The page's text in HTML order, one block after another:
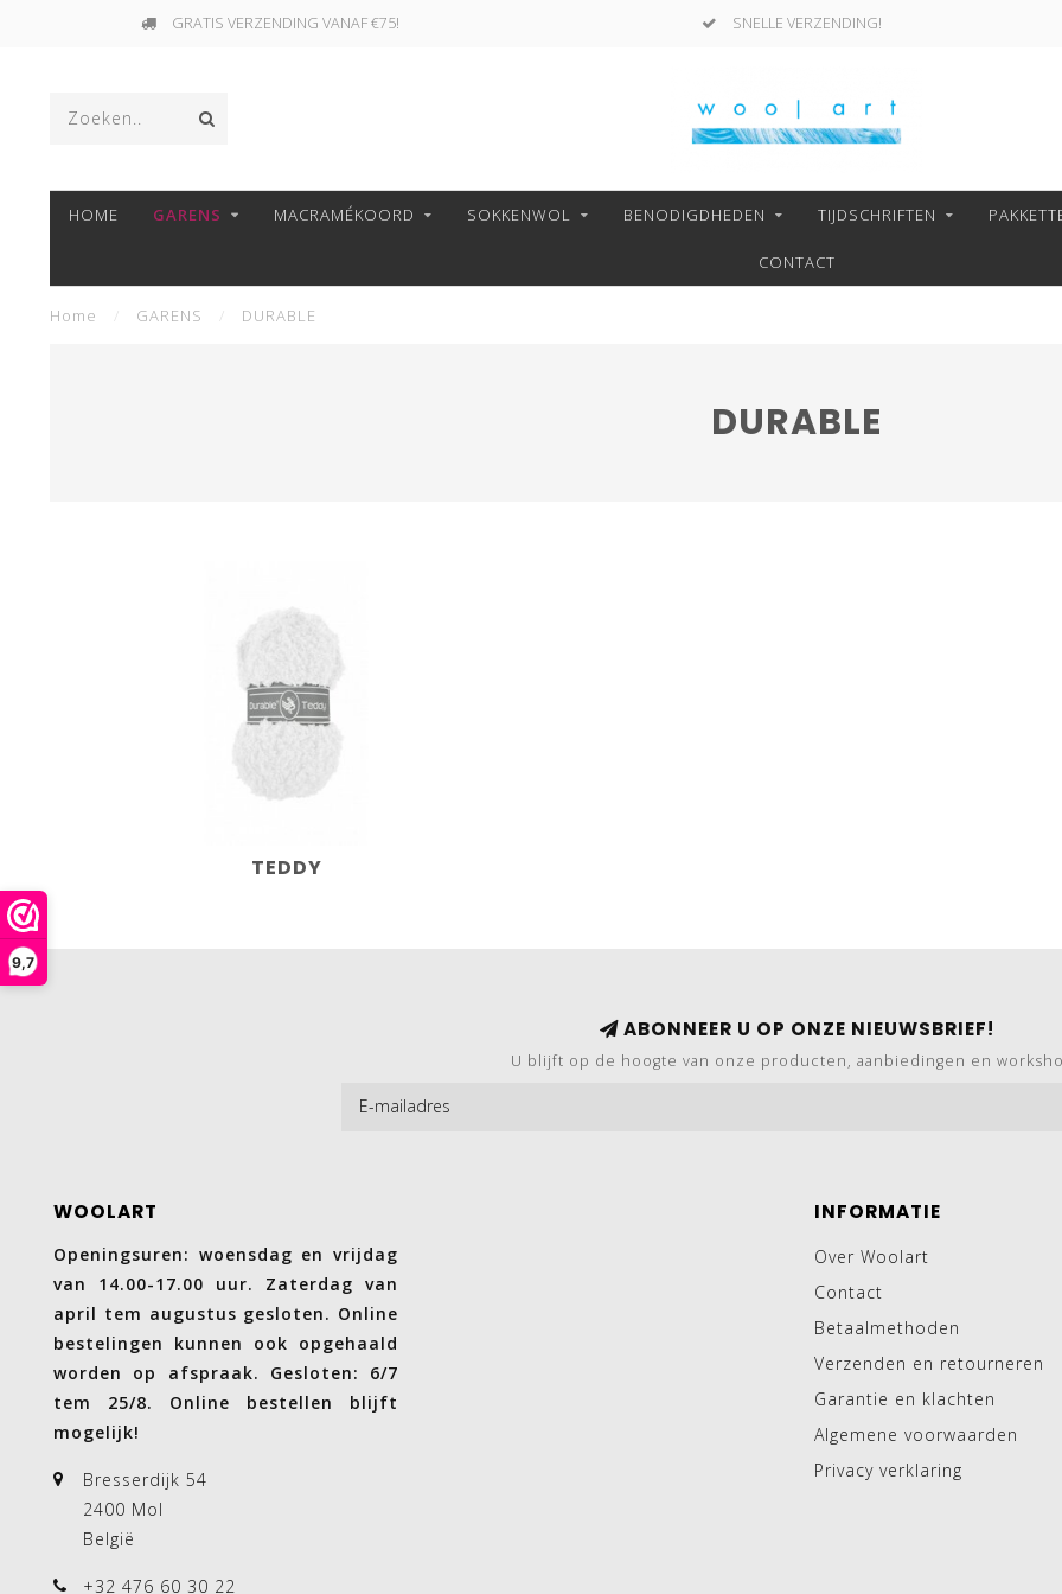
9,7
GRATIS VERZENDING VANAF €75! SNELLE VERZENDING!
HOME GARENS MACRAMÉKOORD SOKKENWOL BENODIGDHEDEN TIJDSCHRIFTEN
CONTACT
Home GARENS DURABLE
DURABLE
TEDDY
ABONNEER U OP ONZE NIEUWSBRIEF!
U blijft op de hoogte van onze producten, aanbiedingen en
WOOLART
Openingsuren: woensdag en vrijdag
van 14.00-17.00 uur. Zaterdag van
april tem augustus gesloten. Online
bestelingen kunnen ook opgehaald
worden op afspraak. Gesloten: 6/7
tem 25/8. Online bestellen blijft
mogelijk!
Bresserdijk 54
2400 Mol
België
+32 476 60 30 22
INFORMATIE
Over Woolart
Contact
Betaalmethoden
Verzenden en retourneren
Garantie en klachten
Algemene voorwaarden
Privacy verklaring